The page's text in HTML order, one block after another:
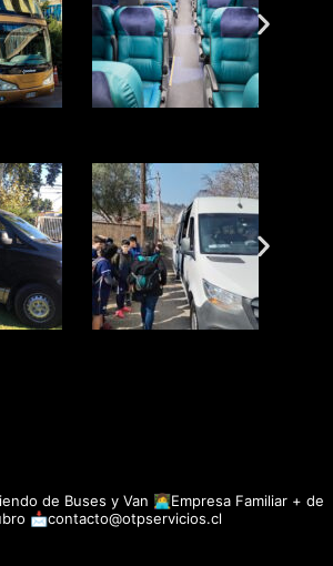
de Buses y Van 👩‍💻Empresa Familiar + de
📩contacto@otpservicios.cl